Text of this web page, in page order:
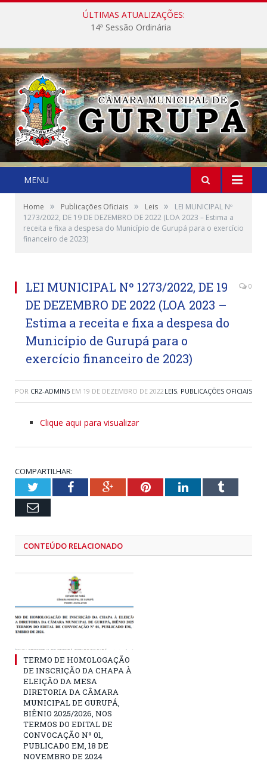
ÚLTIMAS ATUALIZAÇÕES:
14ª Sessão Ordinária
MENU
Home » Publicações Oficiais » Leis »
LEI MUNICIPAL Nº
1273/2022, DE 19 DE DEZEMBRO DE 2022 (LOA 2023 – Estima a
receita e fixa a despesa do Município de Gurupá para o exercício
financeiro de 2023)
LEI MUNICIPAL Nº 1273/2022, DE 19
DE DEZEMBRO DE 2022 (LOA 2023 –
Estima a receita e fixa a despesa do
Município de Gurupá para o
exercício financeiro de 2023)
0
POR CR2-ADMIN5 EM 19 DE DEZEMBRO DE 2022 LEIS, PUBLICAÇÕES OFICIAIS
Clique aqui para visualizar
COMPARTILHAR:
TwitterFacebookGoogle+PinterestLinkedInTumblr
Email
CONTEÚDO RELACIONADO
TERMO DE HOMOLOGAÇÃO
DE INSCRIÇÃO DA CHAPA À
ELEIÇÃO DA MESA
DIRETORIA DA CÂMARA
MUNICIPAL DE GURUPÁ,
BIÊNIO 2025/2026, NOS
TERMOS DO EDITAL DE
CONVOCAÇÃO Nº 01,
PUBLICADO EM, 18 DE
NOVEMBRO DE 2024